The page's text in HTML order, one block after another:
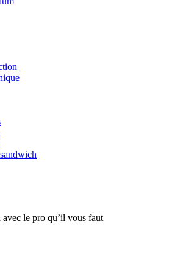
le pro qu’il vous faut